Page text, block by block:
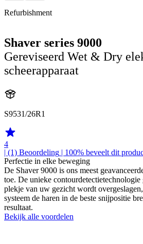
Refurbishment
Shaver series 9000
Gereviseerd Wet & Dry
scheerapparaat
S9531/26R1
4
| (1) Beoordeling | 100% beveelt dit
Perfectie in elke beweging
De Shaver 9000 is ons meest
toe. De unieke contourdetectietechnologie
plekje van uw gezicht wordt
systeem de haren in de beste snijpositie
resultaat.
Bekijk alle voordelen